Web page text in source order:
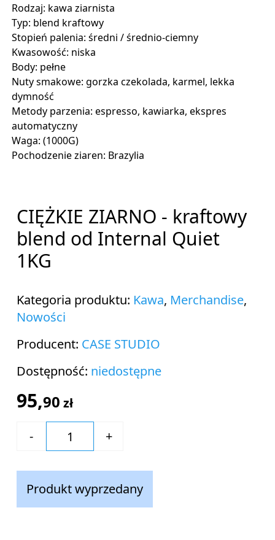
Rodzaj: kawa ziarnista
Typ: blend kraftowy
Stopień palenia: średni / średnio-ciemny
Kwasowość: niska
Body: pełne
Nuty smakowe: gorzka czekolada, karmel, lekka
dymność
Metody parzenia: espresso, kawiarka, ekspres
automatyczny
Waga: (1000G)
Pochodzenie ziaren: Brazylia
CIĘŻKIE ZIARNO - kraftowy
blend od Internal Quiet
1KG
Kategoria produktu: Kawa, Merchandise,
Nowości
Producent: CASE STUDIO
Dostępność: niedostępne
95,90 zł
Produkt wyprzedany